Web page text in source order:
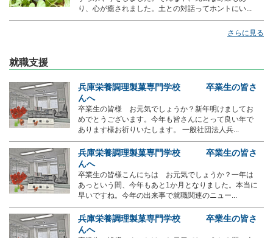
り、心が癒されました。土との対話ってホントにい...
さらに見る
就職支援
兵庫栄養調理製菓専門学校 卒業生の皆さ
んへ
卒業生の皆様 お元気でしょうか？新年明けましてお
めでとうございます。今年も皆さんにとって良い年で
あります様お祈りいたします。 一般社団法人兵...
兵庫栄養調理製菓専門学校 卒業生の皆さ
んへ
卒業生の皆様こんにちは お元気でしょうか？一年は
あっという間、今年もあと1か月となりました。本当に
早いですね。今年の出来事で就職関連のニュー...
兵庫栄養調理製菓専門学校 卒業生の皆さ
んへ